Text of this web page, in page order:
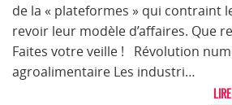
de la « plateformes » qui contraint
revoir leur modèle d’affaires. Que
Faites votre veille ! Révolution
agroalimentaire Les industri…